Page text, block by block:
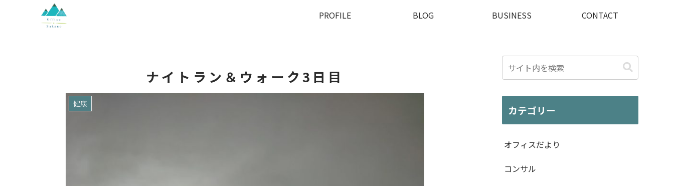
PROFILE BLOG BUSINESS CONTACT
ナイトラン＆ウォーク3日目
健康
カテゴリー
オフィスだより
コンサル